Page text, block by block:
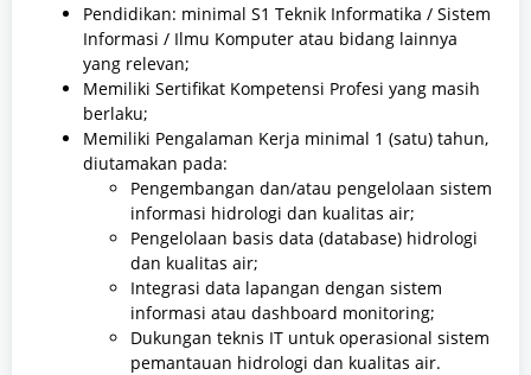
Pendidikan: minimal S1 Teknik Informatika / Sistem
Informasi / Ilmu Komputer atau bidang lainnya
yang relevan;
Memiliki Sertifikat Kompetensi Profesi yang masih
berlaku;
Memiliki Pengalaman Kerja minimal 1 (satu) tahun,
diutamakan pada:
Pengembangan dan/atau pengelolaan sistem
informasi hidrologi dan kualitas air;
Pengelolaan basis data (database) hidrologi
dan kualitas air;
Integrasi data lapangan dengan sistem
informasi atau dashboard monitoring;
Dukungan teknis IT untuk operasional sistem
pemantauan hidrologi dan kualitas air.